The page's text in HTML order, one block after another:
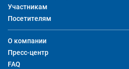
Участникам
Посетителям
О компании
Пресс-центр
FAQ